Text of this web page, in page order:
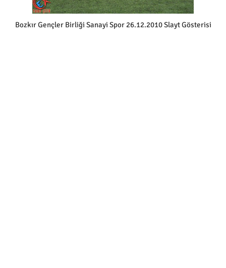
Bozkır Gençler Birliği Sanayi Spor 26.12.2010 Slayt Gösterisi